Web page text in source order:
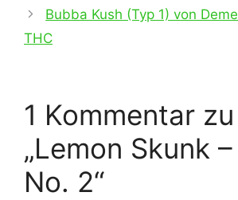
Bubba Kush (Typ 1) von
THC
1 Kommentar zu
„Lemon Skunk
No. 2“